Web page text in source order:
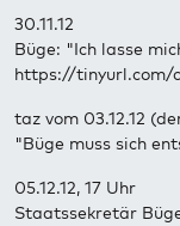
30.11.12
Büge: "Ich lasse
https://tinyurl.com/
taz vom 03.12.12
"Büge muss sich
05.12.12, 17 Uhr
Staatssekretär